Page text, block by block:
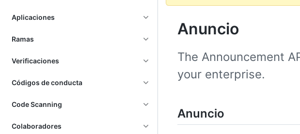
Aplicaciones
Ramas
Verificaciones
Códigos de conducta
Code Scanning
Colaboradores
Anuncio
The Announcement
your enterprise.
Anuncio